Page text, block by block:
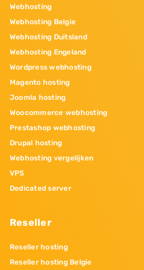
Webhosting
Webhosting Belgie
Webhosting Duitsland
Webhosting Engeland
Wordpress webhosting
Magento hosting
Joomla hosting
Woocommerce webhosting
Prestashop webhosting
Drupal hosting
Webhosting vergelijken
VPS
Dedicated server
Reseller
Reseller hosting
Reseller hosting Belgie